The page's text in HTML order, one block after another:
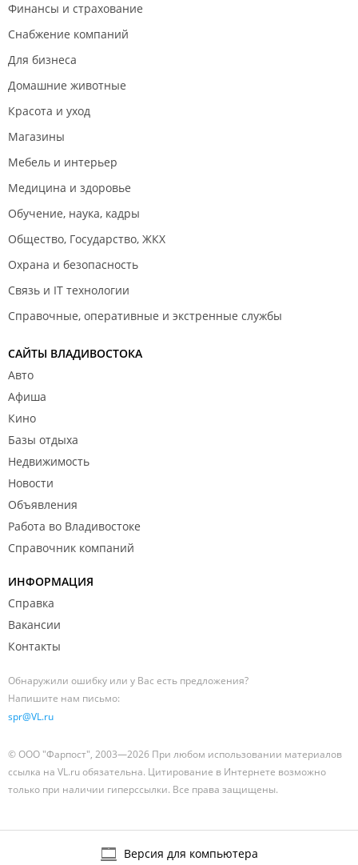
Финансы и страхование
Снабжение компаний
Для бизнеса
Домашние животные
Красота и уход
Магазины
Мебель и интерьер
Медицина и здоровье
Обучение, наука, кадры
Общество, Государство, ЖКХ
Охрана и безопасность
Связь и IT технологии
Справочные, оперативные и экстренные службы
САЙТЫ ВЛАДИВОСТОКА
Авто
Афиша
Кино
Базы отдыха
Недвижимость
Новости
Объявления
Работа во Владивостоке
Справочник компаний
ИНФОРМАЦИЯ
Справка
Вакансии
Контакты
Обнаружили ошибку или у Вас есть предложения?
Напишите нам письмо:
spr@VL.ru
© ООО "Фарпост", 2003—2026 При любом использовании материалов
ссылка на VL.ru обязательна. Цитирование в Интернете возможно
только при наличии гиперссылки. Все права защищены.
Версия для компьютера